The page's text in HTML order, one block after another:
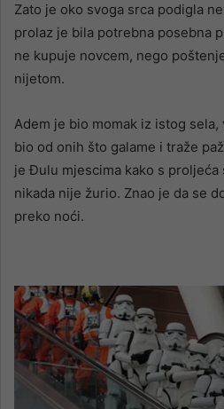
Zato je oko svoga srca podigla
prolaz je bila potrebna posebna
ne kupuje novcem, nego
nijetom.
Adem je bio momak iz istog
bio od onih što galame i traže
je Đulu mjescima kako s proljeća
nikada nije žurio. Znao je da se
preko noći.